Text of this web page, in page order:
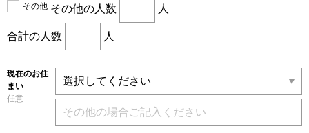
その他 その他の人数 人
合計の人数 人
現在のお住
まい
任意